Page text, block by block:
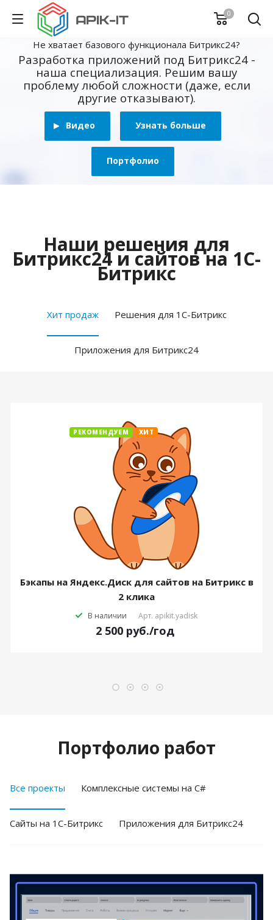
0
Не хватает базового функционала Битрикс24?
Разработка приложений под Битрикс24 -
наша специализация. Решим вашу
проблему любой сложности (даже, если
другие отказывают).
Видео Узнать больше
Портфолио
Наши решения для
Битрикс24 и сайтов на 1С-
Битрикс
Хит продаж Решения для 1С-Битрикс
Приложения для Битрикс24
РЕКОМЕНДУЕМ ХИТ
Бэкапы на Яндекс.Диск для сайтов на Битрикс в
2 клика
В наличии Арт. apikit.yadisk
2 500 руб./год
Портфолио работ
Все проекты Комплексные системы на C#
Cайты на 1С-Битрикс Приложения для Битрикс24